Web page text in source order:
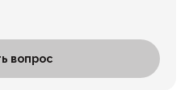
вопрос